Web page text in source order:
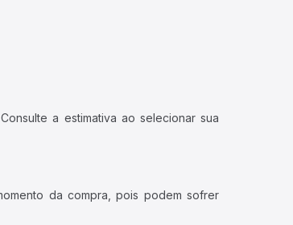
a estimativa ao selecionar sua
da compra, pois podem sofrer